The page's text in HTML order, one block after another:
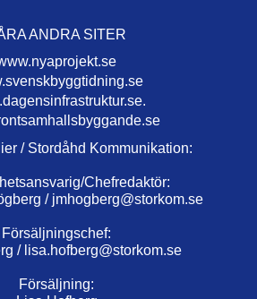
ANDRA SITER
/ Stordåhd Kommunikation:
Chefredaktör:
/ jmhogberg@storkom.se
Försäljningschef:
/ lisa.hofberg@storkom.se
Försäljning: